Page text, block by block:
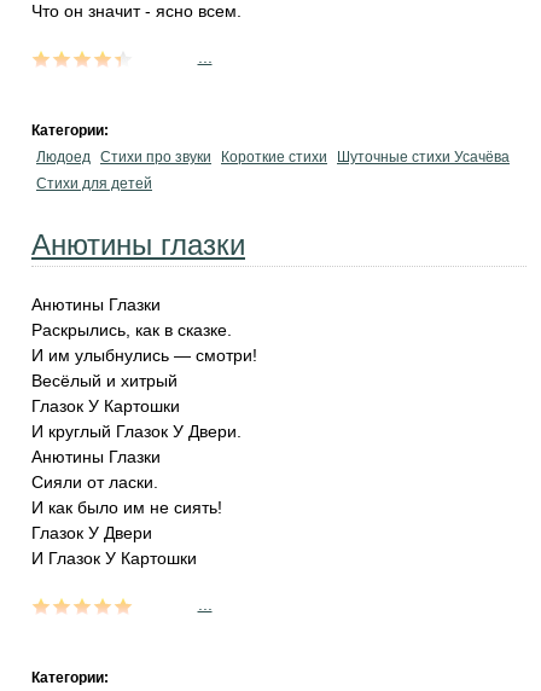
Что он значит - ясно всем.
Категории:
Людоед Стихи про звуки Короткие стихи
Шуточные стихи Усачёва
Стихи для детей
Анютины глазки
Анютины Глазки
Раскрылись, как в сказке.
И им улыбнулись — смотри!
Весёлый и хитрый
Глазок У Картошки
И круглый Глазок У Двери.
Анютины Глазки
Сияли от ласки.
И как было им не сиять!
Глазок У Двери
И Глазок У Картошки
Категории: